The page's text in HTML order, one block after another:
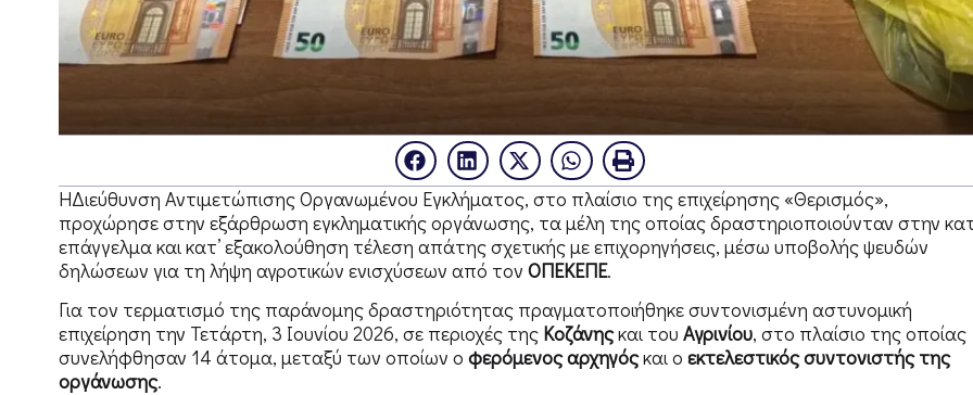
ΗΔιεύθυνση Αντιμετώπισης Οργανωμένου Εγκλήματος, στο πλαίσιο της επιχείρησης «Θερισμός»,
προχώρησε στην εξάρθρωση εγκληματικής οργάνωσης, τα μέλη της οποίας δραστηριοποιούνταν στην
επάγγελμα και κατ’ εξακολούθηση τέλεση απάτης σχετικής με επιχορηγήσεις, μέσω υποβολής ψευδών
δηλώσεων για τη λήψη αγροτικών ενισχύσεων από τον ΟΠΕΚΕΠΕ.
Για τον τερματισμό της παράνομης δραστηριότητας πραγματοποιήθηκε συντονισμένη αστυνομική
επιχείρηση την Τετάρτη, 3 Ιουνίου 2026, σε περιοχές της Κοζάνηςκαι του Αγρινίου, στο πλαίσιο της οποίας
συνελήφθησαν 14 άτομα, μεταξύ των οποίων ο φερόμενος αρχηγόςκαι ο εκτελεστικός συντονιστής της
οργάνωσης.